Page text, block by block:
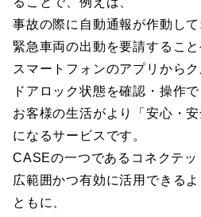
事故の際に自動通報が作動し
緊急車両の出動を要請すること
スマートフォンのアプリから
ドアロック状態を確認・操作で
お客様の生活がより「安心・
になるサービスです。
CASEの一つであるコネクテッ
広範囲かつ有効に活用できる
ともに、